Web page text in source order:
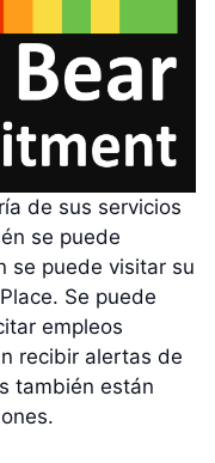
de sus servicios
se puede
se puede visitar su
Se puede
empleos
recibir alertas de
también están